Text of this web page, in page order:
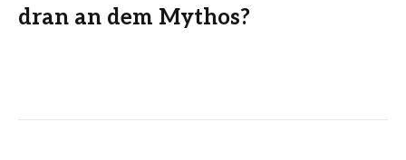
dran an dem Mythos?